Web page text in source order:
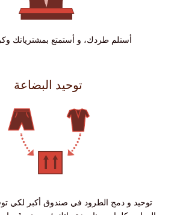
أستلم طردك، و أستمتع بمشترياتك وكرر
توحيد البضاعة
توحيد و دمج الطرود في صندوق أكبر لكي